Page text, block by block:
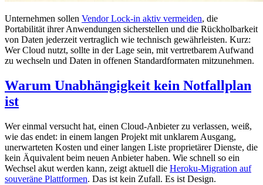
Unternehmen sollen Vendor Lock-in aktiv vermeiden, die
Portabilität ihrer Anwendungen sicherstellen und die Rückholbarkeit
von Daten jederzeit vertraglich wie technisch gewährleisten. Kurz:
Wer Cloud nutzt, sollte in der Lage sein, mit vertretbarem Aufwand
zu wechseln und Daten in offenen Standardformaten mitzunehmen.
Warum Unabhängigkeit kein Notfallplan
ist
Wer einmal versucht hat, einen Cloud-Anbieter zu verlassen, weiß,
wie das endet: in einem langen Projekt mit unklarem Ausgang,
unerwarteten Kosten und einer langen Liste proprietärer Dienste, die
kein Äquivalent beim neuen Anbieter haben. Wie schnell so ein
Wechsel akut werden kann, zeigt aktuell die Heroku-Migration auf
souveräne Plattformen. Das ist kein Zufall. Es ist Design.